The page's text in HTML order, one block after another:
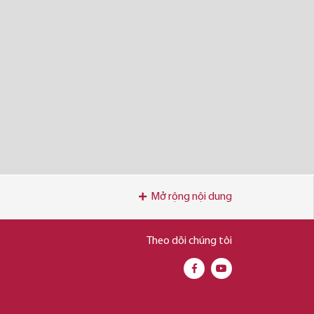
Mở rộng nội dung
Theo dõi chúng tôi